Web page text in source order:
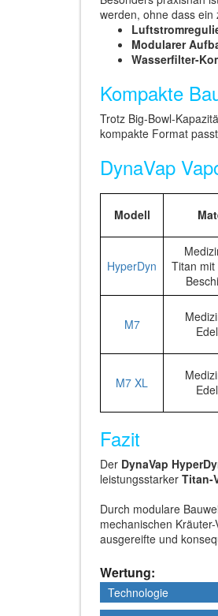
werden, ohne dass
Modularer
Wasserfilter-
Kompakte
Trotz Big-Bowl-
kompakte Format
DynaVap
Modell
HyperDyn
Titan mit
M7
M7 XL
Fazit
Der DynaVap
leistungsstarker Titan-
Durch modulare
mechanischen
ausgereifte und
Wertung:
Technologie
Technologie